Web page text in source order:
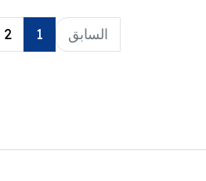
السابق 1
2